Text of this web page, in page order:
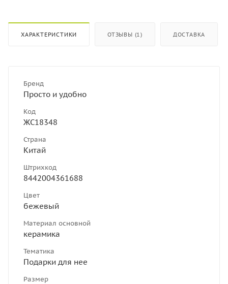
ХАРАКТЕРИСТИКИ ОТЗЫВЫ (1) ДОСТАВКА
Бренд
Просто и удобно
Код
ЖС18348
Страна
Китай
Штрихкод
8442004361688
Цвет
бежевый
Материал основной
керамика
Тематика
Подарки для нее
Размер